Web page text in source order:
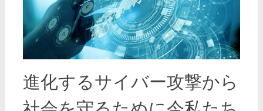
進化するサイバー攻撃から